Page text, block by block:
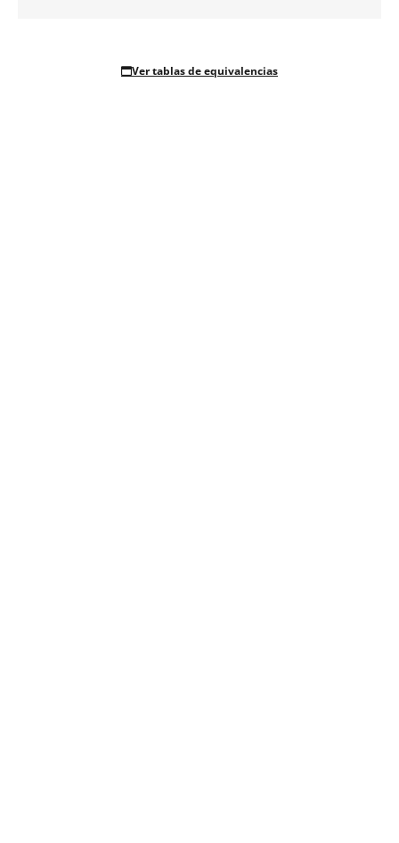
Ver tablas de equivalencias